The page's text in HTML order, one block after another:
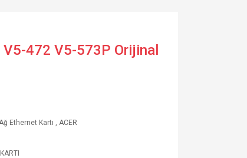
472 V5-573P Orijinal
Ethernet Kartı , ACER